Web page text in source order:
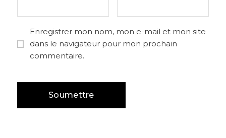
Enregistrer mon nom, mon e-mail et mon site
dans le navigateur pour mon prochain
commentaire.